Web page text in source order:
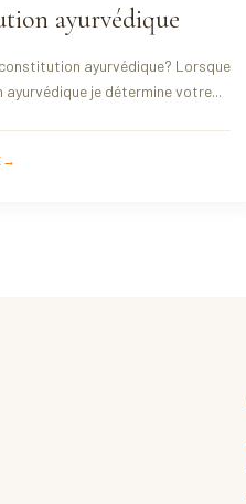
ayurvédique
ayurvédique? Lorsque
ayurvédique je détermine votre...
→